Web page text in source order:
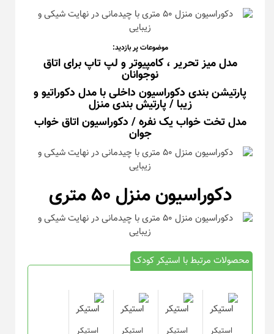
موضوعات پر بازدید:
مدل میز تحریر ، کامپیوتر و لپ تاپ برای اتاق
نوجوانان
پارتیشن بندی دکوراسیون داخلی با مدل دکوراتیو و
زیبا / پارتیش بندی منزل
مدل تخت خواب یک نفره / دکوراسیون اتاق خواب
جوان
دکوراسیون منزل ۵۰ متری
محصولات مرتبط با استیکر کودک
استیکر استیکر استیکر استیکر